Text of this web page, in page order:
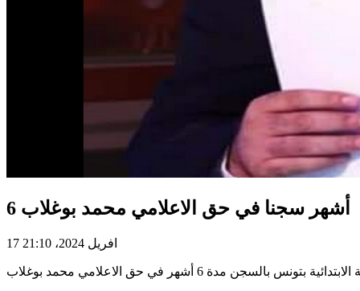
6 أشهر سجنا في حق الاعلامي محمد بوغلاب
17 افريل 2024، 21:10